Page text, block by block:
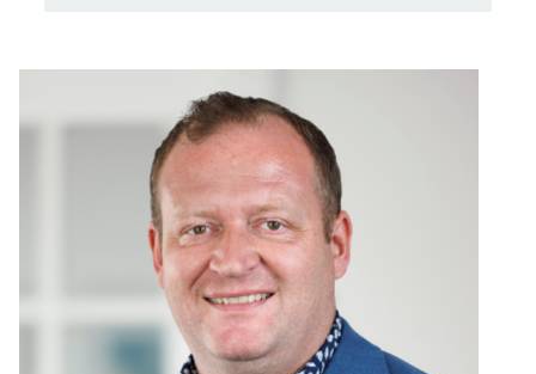
Du kan sende dit ønske til en fremvisning på knappen
nedenfor og vi vil bestræbe os på at imødekomme dit
ønske, dog skal vi først forhøre os hos sælger samt
undersøge i vores kalender. Vi ringer til dig for at aftale
endelig tid for en fremvisning.